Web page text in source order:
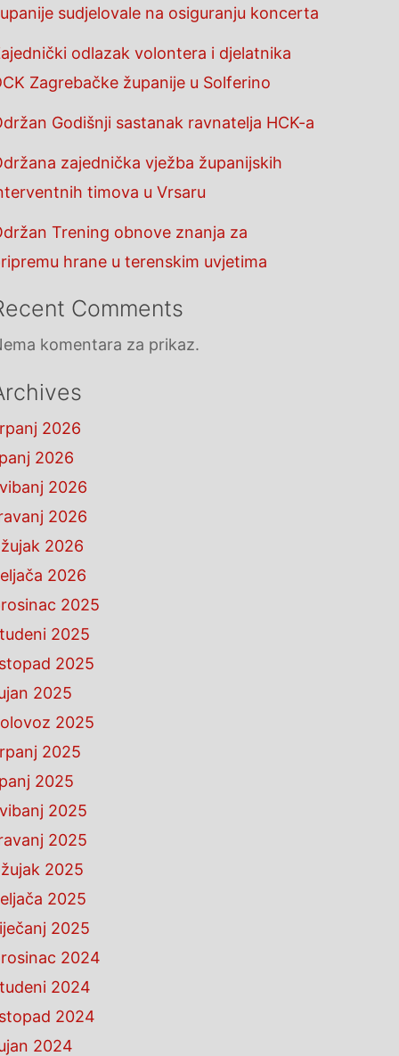
sudjelovale na osiguranju koncerta
odlazak volontera i djelatnika
Zagrebačke županije u Solferino
Godišnji sastanak ravnatelja HCK-a
zajednička vježba županijskih
timova u Vrsaru
Trening obnove znanja za
hrane u terenskim uvjetima
Comments
komentara za prikaz.
2026
2026
2026
2026
2026
2026
2025
2025
2025
2025
2025
2025
2025
2025
2025
2025
2025
2025
2024
2024
2024
2024